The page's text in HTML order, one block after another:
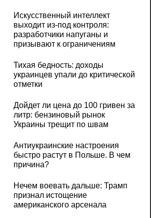
Искусственный интеллект
выходит из-под контроля:
разработчики напуганы и
призывают к ограничениям
Тихая бедность: доходы
украинцев упали до критической
отметки
Дойдет ли цена до 100 гривен за
литр: бензиновый рынок
Украины трещит по швам
Антиукраинские настроения
быстро растут в Польше. В чем
причина?
Нечем воевать дальше: Трамп
признал истощение
американского арсенала